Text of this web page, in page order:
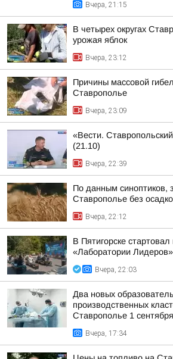
Вчера, 21:15
В четырех округах
урожая яблок
Вчера, 23:12
Причины массовой
Ставрополье
Вчера, 23:09
«Вести.
(21.10)
Вчера, 22:39
По данным синоптиков,
Ставрополье без
Вчера, 22:12
В Пятигорске
«Лаборатории Лидеров»
Вчера, 22:03
Два новых
производственных
Ставрополье 1 сентября
Вчера, 17:34